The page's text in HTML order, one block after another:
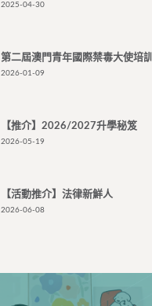
2025-04-30
第二屆澳門青年國際禁毒大使培
2026-01-09
【推介】2026/2027升學秘笈
2026-05-19
【活動推介】法律新鮮人
2026-06-08